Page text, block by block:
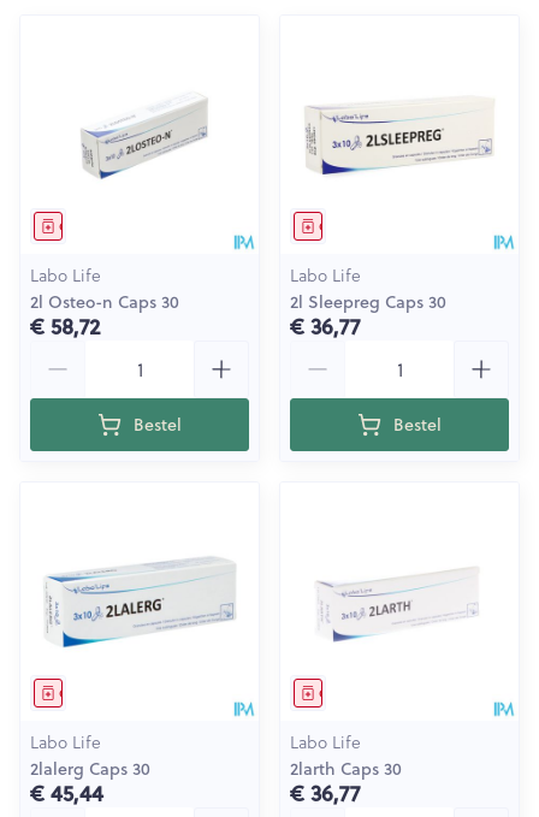
Geneesmiddel
Labo Life
2l Osteo-n Caps 30
€ 58,72
Bestel
Geneesmiddel
Labo Life
2l Sleepreg Caps 30
€ 36,77
Bestel
Geneesmiddel
Labo Life
2lalerg Caps 30
€ 45,44
Geneesmiddel
Labo Life
2larth Caps 30
€ 36,77